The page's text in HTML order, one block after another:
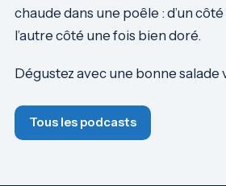
chaude dans une poêle : d’un
l’autre côté une fois bien doré.
Dégustez avec une bonne salade
Tous les podcasts